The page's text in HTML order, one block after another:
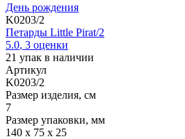
День рождения
K0203/2
Петарды Little Pirat/2
5.0, 3 оценки
21 упак в наличии
Артикул
K0203/2
Размер изделия, см
7
Размер упаковки, мм
140 х 75 х 25